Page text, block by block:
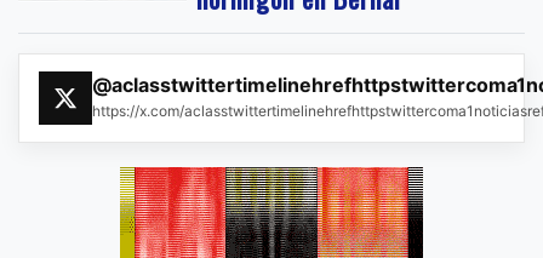
https://x.com/